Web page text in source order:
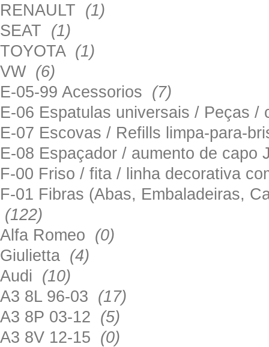
RENAULT (1)
SEAT (1)
TOYOTA (1)
VW (6)
E-05-99 Acessorios (7)
E-06 Espatulas universais / Peças
E-07 Escovas / Refills limpa-para-
E-08 Espaçador / aumento de
F-00 Friso / fita / linha decorativa
F-01 Fibras (Abas, Embaladeiras,
(122)
Alfa Romeo (0)
Giulietta (4)
Audi (10)
A3 8L 96-03 (17)
A3 8P 03-12 (5)
A3 8V 12-15 (0)